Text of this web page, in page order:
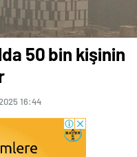
50 bin kişinin
16:44